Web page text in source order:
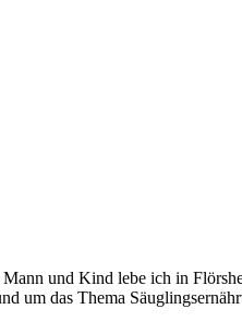
und Kind lebe ich in
um das Thema